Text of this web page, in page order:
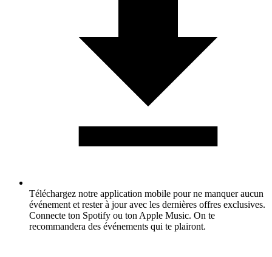
Téléchargez notre application mobile pour ne manquer aucun
événement et rester à jour avec les dernières offres exclusives.
Connecte ton Spotify ou ton Apple Music. On te
recommandera des événements qui te plairont.